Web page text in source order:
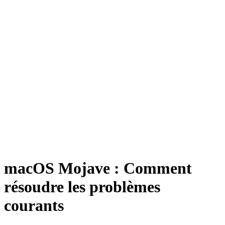
macOS Mojave : Comment
résoudre les problèmes
courants